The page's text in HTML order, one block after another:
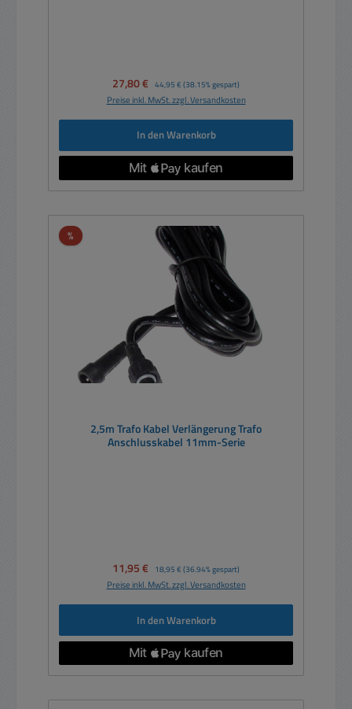
Verkaufspreis:
27,80 € Regulärer Preis:
44,95 € (38.15% gespart)
Preise inkl. MwSt. zzgl. Versandkosten
In den Warenkorb
%Rabatt
2,5m Trafo Kabel Verlängerung Trafo
Anschlusskabel 11mm-Serie
Verkaufspreis:
11,95 € Regulärer Preis:
18,95 € (36.94% gespart)
Preise inkl. MwSt. zzgl. Versandkosten
In den Warenkorb